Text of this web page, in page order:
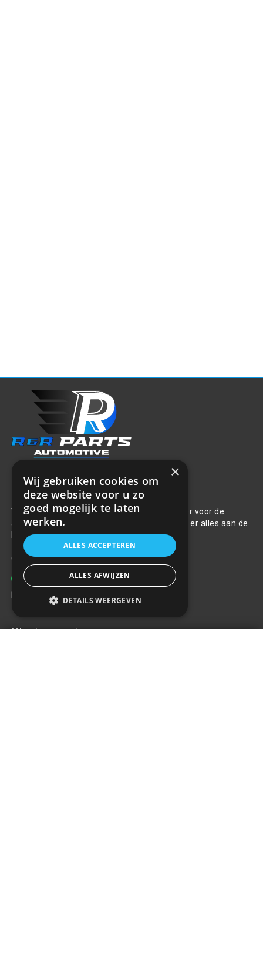
Over ons
Welkom bij R&R Parts Automotive, uw partner voor de
aanschaf van alle auto accessoires. Wij doen er alles aan de
beste selectie, service & prijs te bieden.
Contact
+31(0)85 486 83 17
info@rrparts.nl
Klantenservice
×
Wij gebruiken cookies om
deze website voor u zo
goed mogelijk te laten
werken.
ALLES ACCEPTEREN
ALLES AFWIJZEN
DETAILS WEERGEVEN